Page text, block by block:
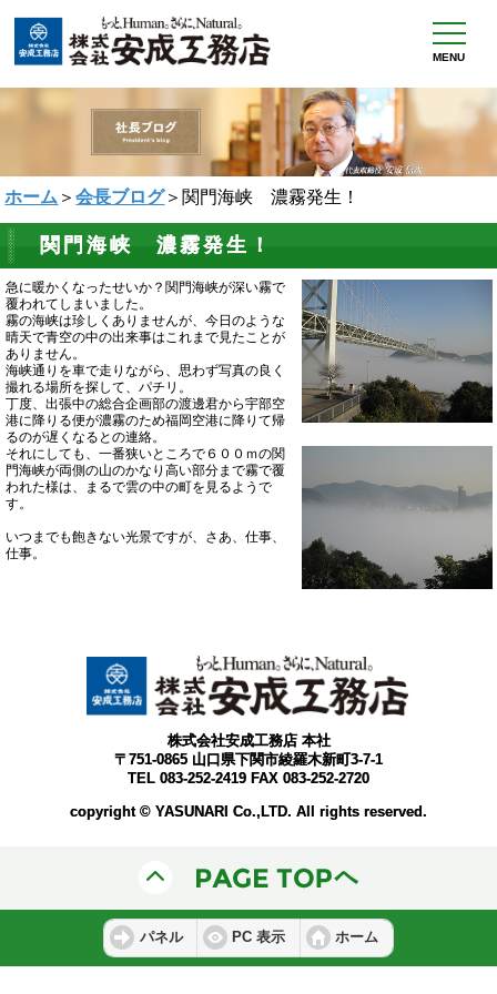
MENU
ホーム ＞会長ブログ＞関門海峡 濃霧発生！
関門海峡 濃霧発生！
急に暖かくなったせいか？関門海峡が深い霧で
覆われてしまいました。
霧の海峡は珍しくありませんが、今日のような
晴天で青空の中の出来事はこれまで見たことが
ありません。
海峡通りを車で走りながら、思わず写真の良く
撮れる場所を探して、パチリ。
丁度、出張中の総合企画部の渡邊君から宇部空
港に降りる便が濃霧のため福岡空港に降りて帰
るのが遅くなるとの連絡。
それにしても、一番狭いところで６００ｍの関
門海峡が両側の山のかなり高い部分まで霧で覆
われた様は、まるで雲の中の町を見るようで
す。
いつまでも飽きない光景ですが、さあ、仕事、
仕事。
株式会社安成工務店 本社
〒751-0865 山口県下関市綾羅木新町3-7-1
TEL 083-252-2419 FAX 083-252-2720
copyright © YASUNARI Co.,LTD. All rights reserved.
パネル PC 表示 ホーム